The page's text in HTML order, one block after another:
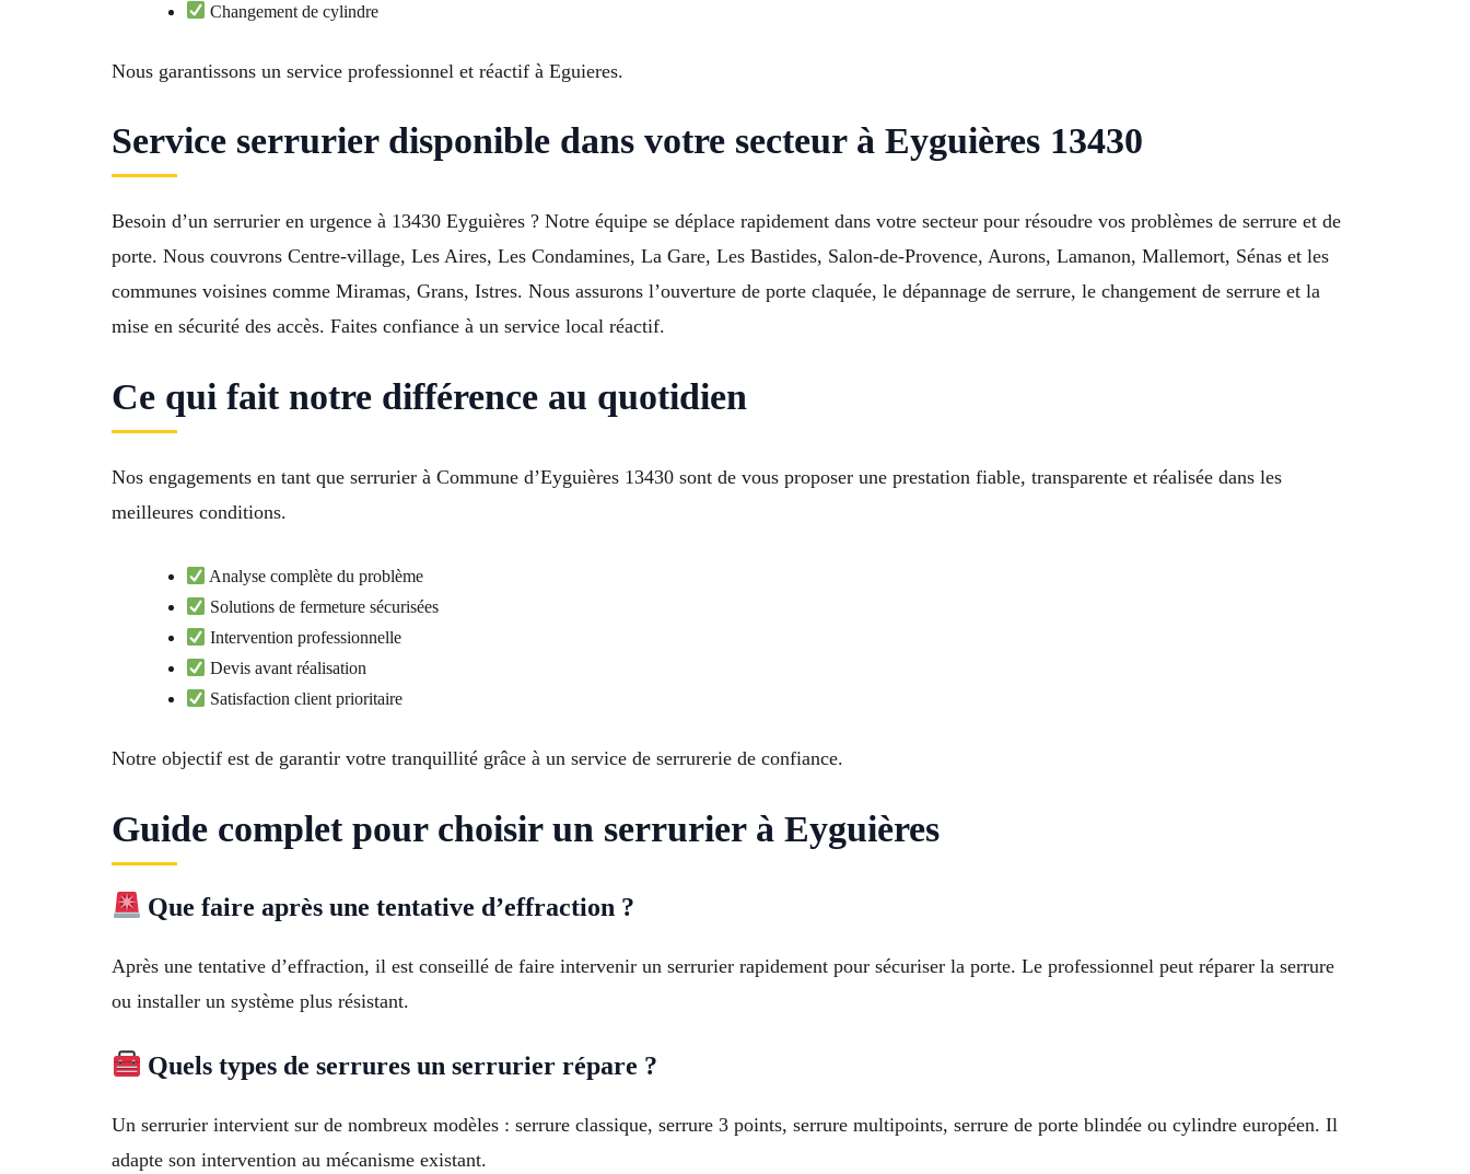
Changement de cylindre
Nous garantissons un service professionnel et réactif à Eguieres.
Service serrurier disponible dans votre secteur à Eyguières 13430
Besoin d’un serrurier en urgence à 13430 Eyguières ? Notre équipe se déplace rapidement dans votre secteur pour résoudre vos problèmes de serrure et de
porte. Nous couvrons Centre-village, Les Aires, Les Condamines, La Gare, Les Bastides, Salon-de-Provence, Aurons, Lamanon, Mallemort, Sénas et les
communes voisines comme Miramas, Grans, Istres. Nous assurons l’ouverture de porte claquée, le dépannage de serrure, le changement de serrure et la
mise en sécurité des accès. Faites confiance à un service local réactif.
Ce qui fait notre différence au quotidien
Nos engagements en tant que serrurier à Commune d’Eyguières 13430 sont de vous proposer une prestation fiable, transparente et réalisée dans les
meilleures conditions.
Analyse complète du problème
Solutions de fermeture sécurisées
Intervention professionnelle
Devis avant réalisation
Satisfaction client prioritaire
Notre objectif est de garantir votre tranquillité grâce à un service de serrurerie de confiance.
Guide complet pour choisir un serrurier à Eyguières
Que faire après une tentative d’effraction ?
Après une tentative d’effraction, il est conseillé de faire intervenir un serrurier rapidement pour sécuriser la porte. Le professionnel peut réparer la serrure
ou installer un système plus résistant.
Quels types de serrures un serrurier répare ?
Un serrurier intervient sur de nombreux modèles : serrure classique, serrure 3 points, serrure multipoints, serrure de porte blindée ou cylindre européen. Il
adapte son intervention au mécanisme existant.